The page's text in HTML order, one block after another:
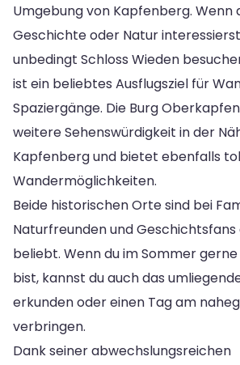
Umgebung von Kapfenberg. Wenn
Geschichte oder Natur
unbedingt Schloss Wieden
ist ein beliebtes Ausflugsziel für
Spaziergänge. Die Burg
weitere Sehenswürdigkeit in der
Kapfenberg und bietet ebenfalls
Wandermöglichkeiten.
Beide historischen Orte sind bei
Naturfreunden und
beliebt. Wenn du im Sommer
bist, kannst du auch das
erkunden oder einen Tag am
verbringen.
Dank seiner abwechslungsreichen